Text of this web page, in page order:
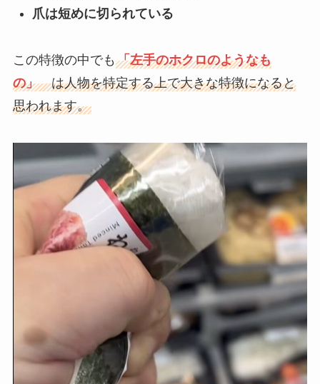
爪は短めに切られている
この特徴の中でも 「左手のホクロのようなも
の」は人物を特定する上で大きな特徴になると
思われます。